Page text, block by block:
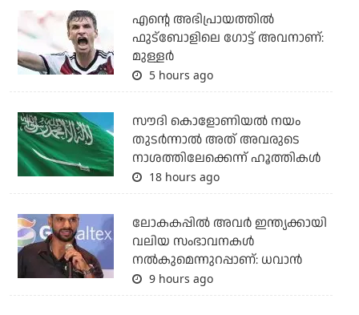
എന്റെ അഭിപ്രായത്തില്‍
ഫുട്‌ബോളിലെ ഗോട്ട് അവനാണ്:
മുള്ളര്‍
5 hours ago
സൗദി കൊളോണിയല്‍ നയം
തുടര്‍ന്നാല്‍ അത് അവരുടെ
നാശത്തിലേക്കെന്ന് ഹൂത്തികള്‍
18 hours ago
ലോകകപ്പിൽ അവര്‍ ഇന്ത്യക്കായി
വലിയ സംഭാവനകള്‍
നല്‍കുമെന്നുറപ്പാണ്: ധവാന്‍
9 hours ago